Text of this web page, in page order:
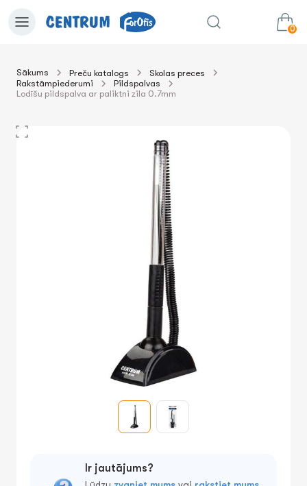
0
uz grozu
Sākums Preču katalogs
Skolas preces
Rakstāmpiederumi
Pildspalvas
Lodīšu pildspalva ar paliktni zila 0.7mm
Ir jautājums?